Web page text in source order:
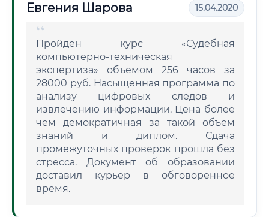
Евгения Шарова 15.04.2020
Пройден курс «Судебная
компьютерно-техническая
экспертиза» объемом 256 часов за
28000 руб. Насыщенная программа по
анализу цифровых следов и
извлечению информации. Цена более
чем демократичная за такой объем
знаний и диплом. Сдача
промежуточных проверок прошла без
стресса. Документ об образовании
доставил курьер в обговоренное
время.